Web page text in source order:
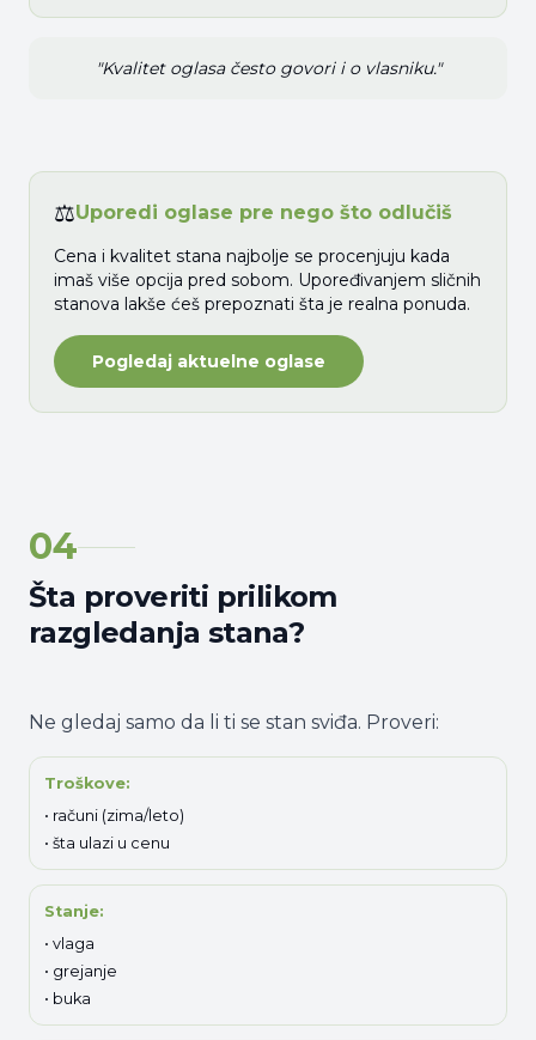
"Kvalitet oglasa često govori i o vlasniku."
⚖️Uporedi oglase pre nego što odlučiš
Cena i kvalitet stana najbolje se procenjuju kada
imaš više opcija pred sobom. Upoređivanjem sličnih
stanova lakše ćeš prepoznati šta je realna ponuda.
Pogledaj aktuelne oglase
04
Šta proveriti prilikom
razgledanja stana?
Ne gledaj samo da li ti se stan sviđa. Proveri:
Troškove:
• računi (zima/leto)
• šta ulazi u cenu
Stanje:
• vlaga
• grejanje
• buka